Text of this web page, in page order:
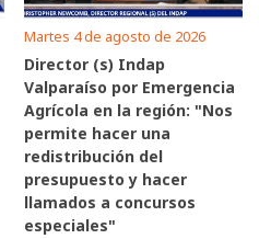
Martes 4 de agosto de 2026
Director (s) Indap
Valparaíso por Emergencia
Agrícola en la región: "Nos
permite hacer una
redistribución del
presupuesto y hacer
llamados a concursos
especiales"